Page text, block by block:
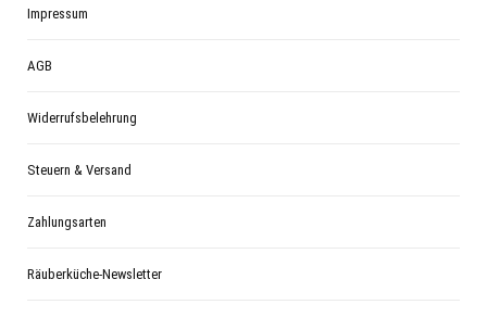
Impressum
AGB
Widerrufsbelehrung
Steuern & Versand
Zahlungsarten
Räuberküche-Newsletter